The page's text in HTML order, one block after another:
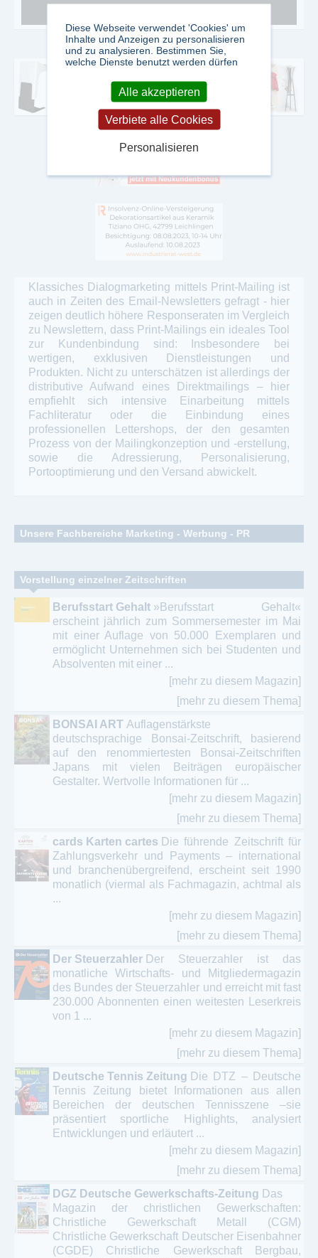
Klassiches Dialogmarketing mittels Print-Mailing ist
auch in Zeiten des Email-Newsletters gefragt - hier
zeigen deutlich höhere Responseraten im Vergleich
zu Newslettern, dass Print-Mailings ein ideales Tool
zur Kundenbindung sind: Insbesondere bei
wertigen, exklusiven Dienstleistungen und
Produkten. Nicht zu unterschätzen ist allerdings der
distributive Aufwand eines Direktmailings – hier
empfiehlt sich intensive Einarbeitung mittels
Fachliteratur oder die Einbindung eines
professionellen Lettershops, der den gesamten
Prozess von der Mailingkonzeption und -erstellung,
sowie die Adressierung, Personalisierung,
Portooptimierung und den Versand abwickelt.
Unsere Fachbereiche Marketing - Werbung - PR
Vermarktungsprozesse
Marktforschung - Planung - Analyse -
Motivationsforschung
media - marketing - Social Media
Online Magazin / ePaper - PR – Präsentation -
Werbung
PR & Öffentlichkeitsarbeit -
Kommunikationsmanagement - Pressearbeit
Vorstellung einzelner Zeitschriften
Berufsstart Gehalt »Berufsstart Gehalt«
erscheint jährlich zum Sommersemester im Mai
mit einer Auflage von 50.000 Exemplaren und
ermöglicht Unternehmen sich bei Studenten und
Absolventen mit einer ...
[mehr zu diesem Magazin]
[mehr zu diesem Thema]
BONSAI ART Auflagenstärkste
deutschsprachige Bonsai-Zeitschrift, basierend
auf den renommiertesten Bonsai-Zeitschriften
Japans mit vielen Beiträgen europäischer
Gestalter. Wertvolle Informationen für ...
[mehr zu diesem Magazin]
[mehr zu diesem Thema]
cards Karten cartes Die führende Zeitschrift für
Zahlungsverkehr und Payments – international
und branchenübergreifend, erscheint seit 1990
monatlich (viermal als Fachmagazin, achtmal als
...
[mehr zu diesem Magazin]
[mehr zu diesem Thema]
Der Steuerzahler Der Steuerzahler ist das
monatliche Wirtschafts- und Mitgliedermagazin
des Bundes der Steuerzahler und erreicht mit fast
230.000 Abonnenten einen weitesten Leserkreis
von 1 ...
[mehr zu diesem Magazin]
[mehr zu diesem Thema]
Deutsche Tennis Zeitung Die DTZ – Deutsche
Tennis Zeitung bietet Informationen aus allen
Bereichen der deutschen Tennisszene –sie
präsentiert sportliche Highlights, analysiert
Entwicklungen und erläutert ...
[mehr zu diesem Magazin]
[mehr zu diesem Thema]
DGZ Deutsche Gewerkschafts-Zeitung Das
Magazin der christlichen Gewerkschaften:
Christliche Gewerkschaft Metall (CGM)
Christliche Gewerkschaft Deutscher Eisenbahner
(CGDE) Christliche Gewerkschaft Bergbau,
Diese Webseite verwendet 'Cookies' um
Inhalte und Anzeigen zu personalisieren
und zu analysieren. Bestimmen Sie,
welche Dienste benutzt werden dürfen
Alle akzeptieren
Verbiete alle Cookies
Personalisieren